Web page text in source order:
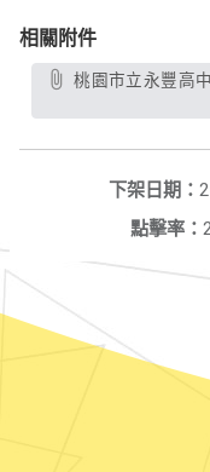
相關附件
桃園市立永豐高中國中部學生學習評量辦法及獎勵實施原
下架日期：
點擊率：